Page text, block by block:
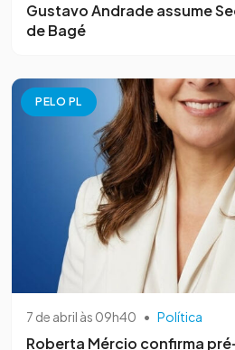
Gustavo Andrade assume
de Bagé
PELO PL
7 de abril às 09h40 • Política
Roberta Mércio confirma